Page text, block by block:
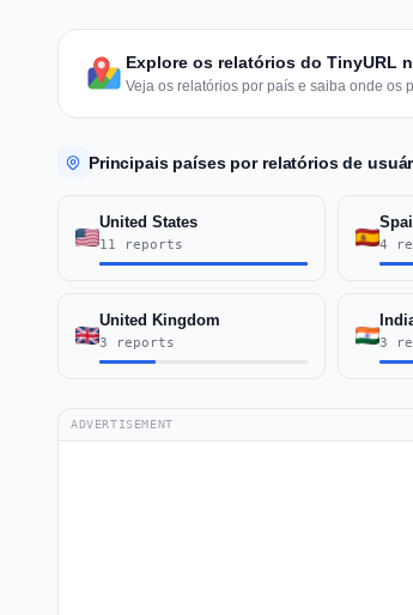
Explore os relatórios do TinyURL
Veja os relatórios por país e saiba onde
Principais países por relatórios de
United States
11 reports 4
United Kingdom
3 reports 3
ADVERTISEMENT